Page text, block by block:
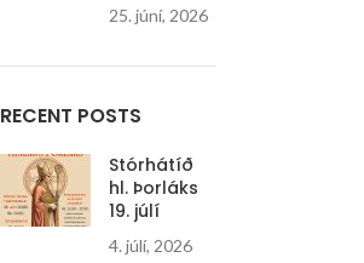
Messa á Höfn í
25. júní, 2026
RECENT POSTS
Stórhátíð
hl. Þorláks
19. júlí
4. júlí, 2026